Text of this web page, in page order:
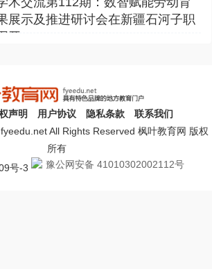
展示及推进研讨会在新疆石河子职
开
声明 用户协议 隐私条款
联系我们
All Rights Reserved 枫叶教育网 版权
所有
号-3
豫公网安备 41010302002112号